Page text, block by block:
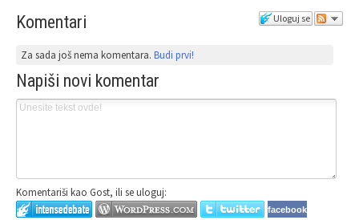
Uloguj se
Komentari
Za sada još nema komentara.Budi prvi!
Napiši novi komentar
Komentariši kao Gost, ili se uloguj:
facebook